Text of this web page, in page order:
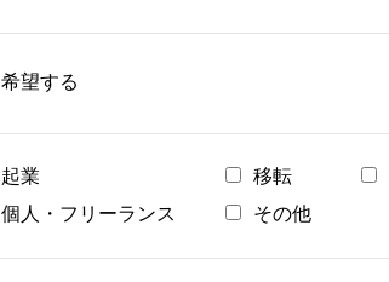
希望する
起業 移転
個人・フリーランス
その他